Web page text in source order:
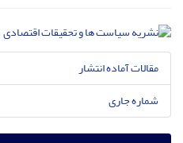
مقالات آماده انتشار
شماره جاری